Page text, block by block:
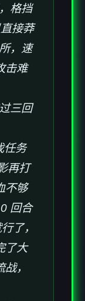
格挡
接莽
，速
击难
三回
任务
再打
不够
回合
了，
了大
，